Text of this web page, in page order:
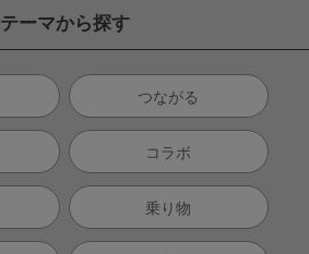
テーマから探す
つながる
コラボ
乗り物